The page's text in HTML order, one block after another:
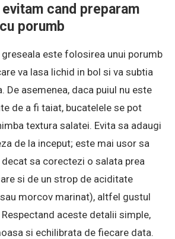
cand preparam
porumb
este folosirea unui porumb
va lasa lichid in bol si va subtia
De asemenea, daca puiul nu este
de a fi taiat, bucatelele se pot
textura salatei. Evita sa adaugi
de la inceput; este mai usor sa
sa corectezi o salata prea
si de un strop de aciditate
morcov marinat), altfel gustul
Respectand aceste detalii simple,
si echilibrata de fiecare data.